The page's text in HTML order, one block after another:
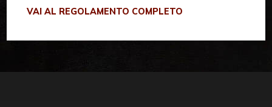
VAI AL REGOLAMENTO COMPLETO